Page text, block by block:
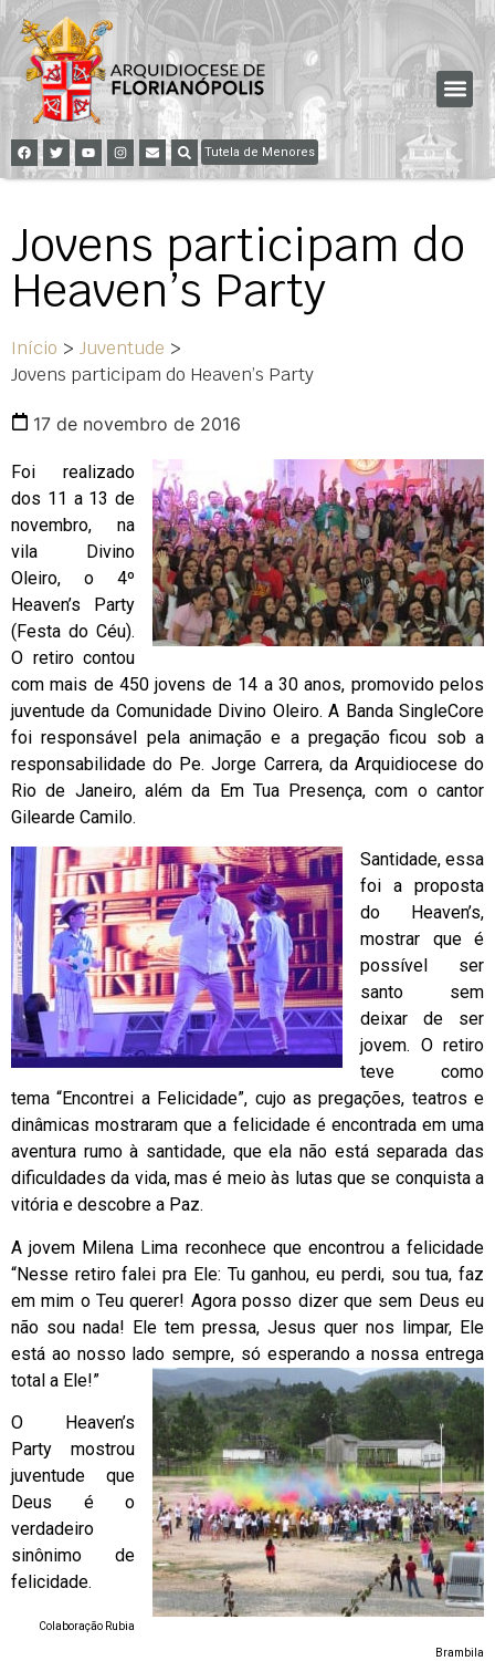
Tutela de Menores
Jovens participam do
Heaven’s Party
Início > Juventude >
Jovens participam do Heaven’s Party
17 de novembro de 2016
Foi realizado
dos 11 a 13 de
novembro, na
vila Divino
Oleiro, o 4º
Heaven’s Party
(Festa do Céu).
O retiro contou
com mais de 450 jovens de 14 a 30 anos, promovido pelos
juventude da Comunidade Divino Oleiro. A Banda SingleCore
foi responsável pela animação e a pregação ficou sob a
responsabilidade do Pe. Jorge Carrera, da Arquidiocese do
Rio de Janeiro, além da Em Tua Presença, com o cantor
Gilearde Camilo.
Santidade, essa
foi a proposta
do Heaven’s,
mostrar que é
possível ser
santo sem
deixar de ser
jovem. O retiro
teve como
tema “Encontrei a Felicidade”, cujo as pregações, teatros e
dinâmicas mostraram que a felicidade é encontrada em uma
aventura rumo à santidade, que ela não está separada das
dificuldades da vida, mas é meio às lutas que se conquista a
vitória e descobre a Paz.
A jovem Milena Lima reconhece que encontrou a felicidade
“Nesse retiro falei pra Ele: Tu ganhou, eu perdi, sou tua, faz
em mim o Teu querer! Agora posso dizer que sem Deus eu
não sou nada! Ele tem pressa, Jesus quer nos limpar, Ele
está ao nosso lado sempre, só esperando a nossa entrega
total a Ele!”
O Heaven’s
Party mostrou
juventude que
Deus é o
verdadeiro
sinônimo de
felicidade.
Colaboração Rubia
Brambila